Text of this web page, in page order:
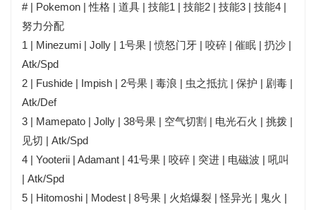
# | Pokemon | 性格 | 道具 | 技能1 | 技能2 | 技能3 | 技能4 |
努力分配
1 | Minezumi | Jolly | 1号果 | 愤怒门牙 | 咬碎 | 催眠 | 扔沙 |
Atk/Spd
2 | Fushide | Impish | 2号果 | 毒浪 | 虫之抵抗 | 保护 | 剧毒 |
Atk/Def
3 | Mamepato | Jolly | 38号果 | 空气切割 | 电光石火 | 挑拨 |
见切 | Atk/Spd
4 | Yooterii | Adamant | 41号果 | 咬碎 | 突进 | 电磁波 | 吼叫
| Atk/Spd
5 | Hitomoshi | Modest | 8号果 | 火焰爆裂 | 怪异光 | 鬼火 |